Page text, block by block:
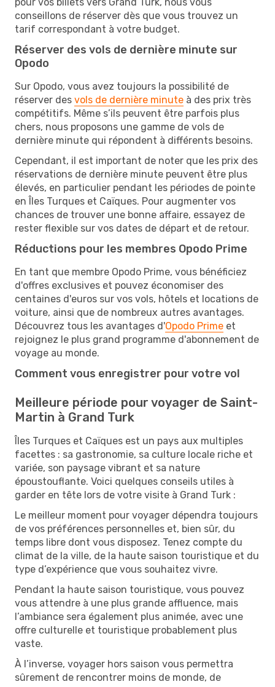
conseillons de réserver dès que vous trouvez un
tarif correspondant à votre budget.
Réserver des vols de dernière minute sur
Opodo
Sur Opodo, vous avez toujours la possibilité de
réserver des vols de dernière minute à des prix très
compétitifs. Même s’ils peuvent être parfois plus
chers, nous proposons une gamme de vols de
dernière minute qui répondent à différents besoins.
Cependant, il est important de noter que les prix des
réservations de dernière minute peuvent être plus
élevés, en particulier pendant les périodes de pointe
en Îles Turques et Caïques. Pour augmenter vos
chances de trouver une bonne affaire, essayez de
rester flexible sur vos dates de départ et de retour.
Réductions pour les membres Opodo Prime
En tant que membre Opodo Prime, vous bénéficiez
d'offres exclusives et pouvez économiser des
centaines d'euros sur vos vols, hôtels et locations de
voiture, ainsi que de nombreux autres avantages.
Découvrez tous les avantages d'Opodo Prime et
rejoignez le plus grand programme d'abonnement de
voyage au monde.
Comment vous enregistrer pour votre vol
Meilleure période pour voyager de Saint-
Martin à Grand Turk
Îles Turques et Caïques est un pays aux multiples
facettes : sa gastronomie, sa culture locale riche et
variée, son paysage vibrant et sa nature
époustouflante. Voici quelques conseils utiles à
garder en tête lors de votre visite à Grand Turk :
Le meilleur moment pour voyager dépendra toujours
de vos préférences personnelles et, bien sûr, du
temps libre dont vous disposez. Tenez compte du
climat de la ville, de la haute saison touristique et du
type d’expérience que vous souhaitez vivre.
Pendant la haute saison touristique, vous pouvez
vous attendre à une plus grande affluence, mais
l’ambiance sera également plus animée, avec une
offre culturelle et touristique probablement plus
vaste.
À l’inverse, voyager hors saison vous permettra
sûrement de rencontrer moins de monde, de